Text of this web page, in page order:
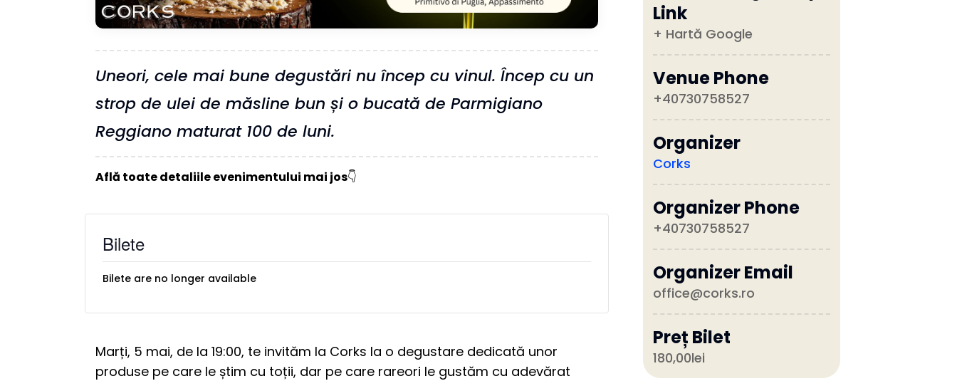
Uneori, cele mai bune degustări nu încep cu vinul. Încep cu un
strop de ulei de măsline bun și o bucată de Parmigiano
Reggiano maturat 100 de luni.
Află toate detaliile evenimentului mai jos👇
Bilete
Bilete are no longer available
Marți, 5 mai, de la 19:00, te invităm la Corks la o degustare dedicată unor
produse pe care le știm cu toții, dar pe care rareori le gustăm cu adevărat
Link
+ Hartă Google
Venue Phone
+40730758527
Organizer
Corks
Organizer Phone
+40730758527
Organizer Email
office@corks.ro
Preț Bilet
180,00lei